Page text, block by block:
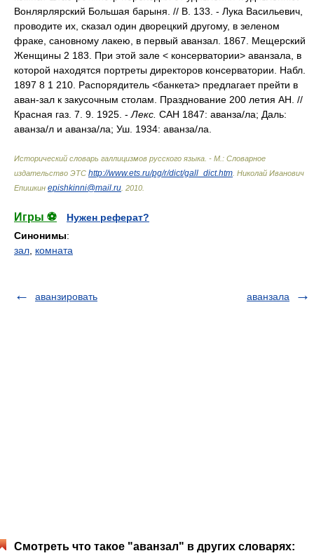
Вонлярлярский Большая барыня. // В. 133. - Лука Васильевич,
проводите их, сказал один дворецкий другому, в зеленом
фраке, сановному лакею, в первый аванзал. 1867. Мещерский
Женщины 2 183. При этой зале < консерватории> аванзала, в
которой находятся портреты директоров консерватории. Набл.
1897 8 1 210. Распорядитель <банкета> предлагает прейти в
аван-зал к закусочным столам. Празднование 200 летия АН. //
Красная газ. 7. 9. 1925. - Лекс. САН 1847: аванза/ла; Даль:
аванза/л и аванза/ла; Уш. 1934: аванза/ла.
Исторический словарь галлицизмов русского языка. - М.: Словарное
издательство ЭТС http://www.ets.ru/pg/r/dict/gall_dict.htm Николай Иванович
Епишкин epishkinni@mail.ru 2010
Игры ⚽
Нужен реферат?
Синонимы:
зал комната
аванзировать аванзала
Смотреть что такое "аванзал" в других словарях: